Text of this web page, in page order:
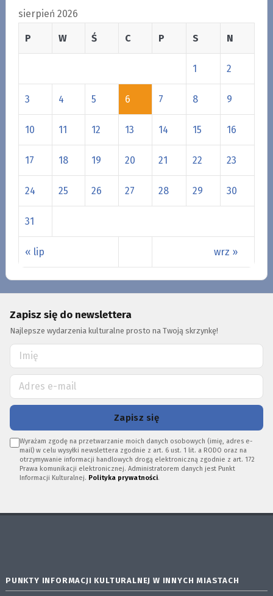
sierpień 2026
P W Ś C P S N
« lip wrz »
1 2
3 4 5 6 7 8 9
10 11 12 13 14 15 16
17 18 19 20 21 22 23
24 25 26 27 28 29 30
31
Zapisz się do newslettera
Najlepsze wydarzenia kulturalne prosto na Twoją skrzynkę!
Zapisz się
Wyrażam zgodę na przetwarzanie moich danych osobowych (imię, adres e-
mail) w celu wysyłki newslettera zgodnie z art. 6 ust. 1 lit. a RODO oraz na
otrzymywanie informacji handlowych drogą elektroniczną zgodnie z art. 172
Prawa komunikacji elektronicznej. Administratorem danych jest Punkt
Informacji Kulturalnej. Polityka prywatności.
PUNKTY INFORMACJI KULTURALNEJ W INNYCH MIASTACH